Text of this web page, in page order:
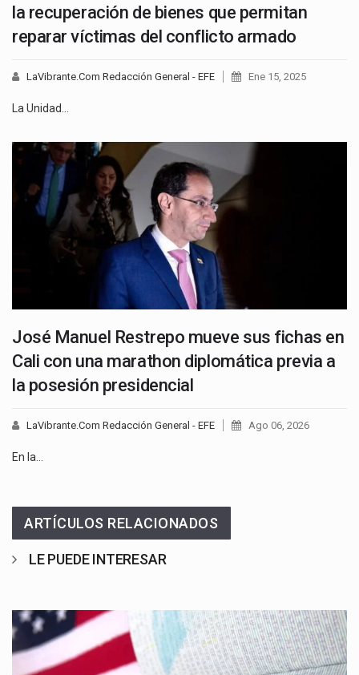
la recuperación de bienes que permitan
reparar víctimas del conflicto armado
LaVibrante.Com Redacción General - EFE Ene 15, 2025
La Unidad…
José Manuel Restrepo mueve sus fichas en
Cali con una marathon diplomática previa a
la posesión presidencial
LaVibrante.Com Redacción General - EFE Ago 06, 2026
En la…
ARTÍCULOS RELACIONADOS
LE PUEDE INTERESAR